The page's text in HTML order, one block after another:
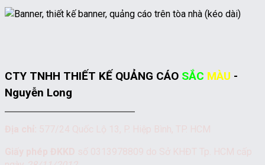
CTY TNHH THIẾT KẾ QUẢNG CÁO SẮC MÀU -
Nguyễn Long